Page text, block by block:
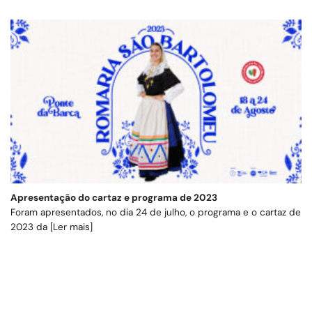
Apresentação do cartaz e programa de 2023
Foram apresentados, no dia 24 de julho, o programa e o cartaz de
2023 da [Ler mais]